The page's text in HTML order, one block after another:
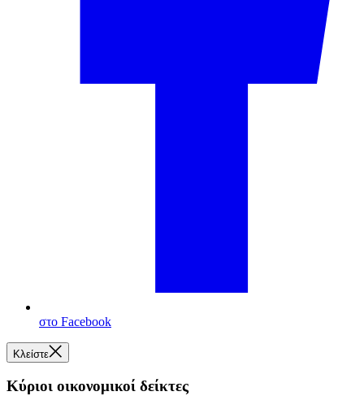
στο Facebook
Κλείστε
Κύριοι οικονομικοί δείκτες